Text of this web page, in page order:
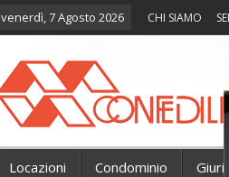
venerdì, 7 Agosto 2026 CHI SIAMO
Locazioni Condominio